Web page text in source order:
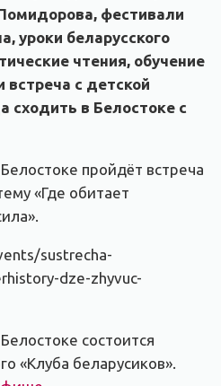
фестивали
уроки беларусского
чтения, обучение
встреча с детской
сходить в Белостоке с
пройдёт встреча
«Где обитает
sustrecha-
dze-zhyvuc-
состоится
«Клуба беларусиков».